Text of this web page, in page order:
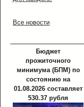
Все новости
Бюджет
прожиточного
минимума (БПМ) по
состоянию на
01.08.2026 составляет
530.37 рубля